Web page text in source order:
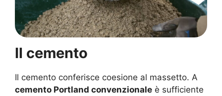
Il cemento
Il cemento conferisce coesione al massetto. A
cemento Portland convenzionale è sufficiente